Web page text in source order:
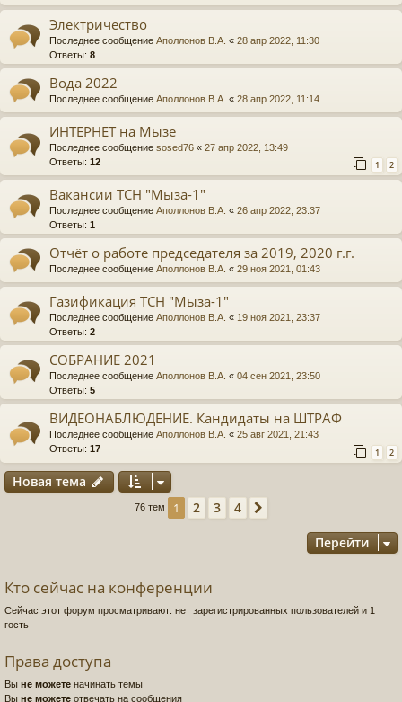
Электричество
Последнее сообщение Аполлонов В.А. « 28 апр 2022, 11:30
Ответы: 8
Вода 2022
Последнее сообщение Аполлонов В.А. « 28 апр 2022, 11:14
ИНТЕРНЕТ на Мызе
Последнее сообщение sosed76 « 27 апр 2022, 13:49
Ответы: 12 1 2
Вакансии ТСН "Мыза-1"
Последнее сообщение Аполлонов В.А. « 26 апр 2022, 23:37
Ответы: 1
Отчёт о работе председателя за 2019, 2020 г.г.
Последнее сообщение Аполлонов В.А. « 29 ноя 2021, 01:43
Газификация ТСН "Мыза-1"
Последнее сообщение Аполлонов В.А. « 19 ноя 2021, 23:37
Ответы: 2
СОБРАНИЕ 2021
Последнее сообщение Аполлонов В.А. « 04 сен 2021, 23:50
Ответы: 5
ВИДЕОНАБЛЮДЕНИЕ. Кандидаты на ШТРАФ
Последнее сообщение Аполлонов В.А. « 25 авг 2021, 21:43
Ответы: 17 1 2
Новая тема
76 тем 1 2 3 4
Перейти
Кто сейчас на конференции
Сейчас этот форум просматривают: нет зарегистрированных пользователей и 1
гость
Права доступа
Вы не можете начинать темы
Вы не можете отвечать на сообщения